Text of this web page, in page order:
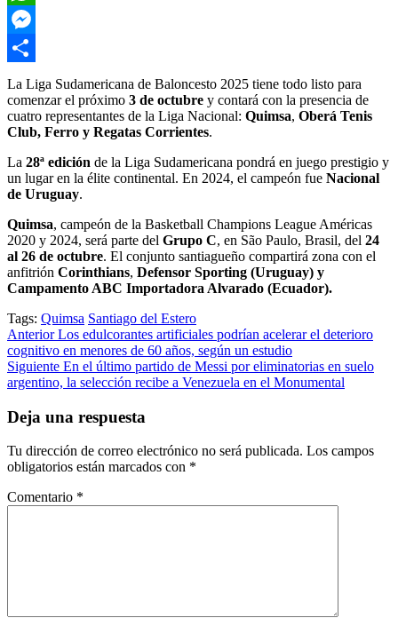
WhatsApp
Messenger
Compartir
La Liga Sudamericana de Baloncesto 2025 tiene todo listo para
comenzar el próximo 3 de octubre y contará con la presencia de
cuatro representantes de la Liga Nacional: Quimsa, Oberá Tenis
Club, Ferro y Regatas Corrientes.
La 28ª edición de la Liga Sudamericana pondrá en juego prestigio y
un lugar en la élite continental. En 2024, el campeón fue Nacional
de Uruguay.
Quimsa, campeón de la Basketball Champions League Américas
2020 y 2024, será parte del Grupo C, en São Paulo, Brasil, del 24
al 26 de octubre. El conjunto santiagueño compartirá zona con el
anfitrión Corinthians, Defensor Sporting (Uruguay) y
Campamento ABC Importadora Alvarado (Ecuador).
Tags: Quimsa Santiago del Estero
Post
navigation
AnteriorLos edulcorantes artificiales podrían acelerar el deterioro
cognitivo en menores de 60 años, según un estudio
Siguiente En el último partido de Messi por eliminatorias en suelo
argentino, la selección recibe a Venezuela en el Monumental
Deja una respuesta
Tu dirección de correo electrónico no será publicada. Los campos
obligatorios están marcados con *
Comentario *